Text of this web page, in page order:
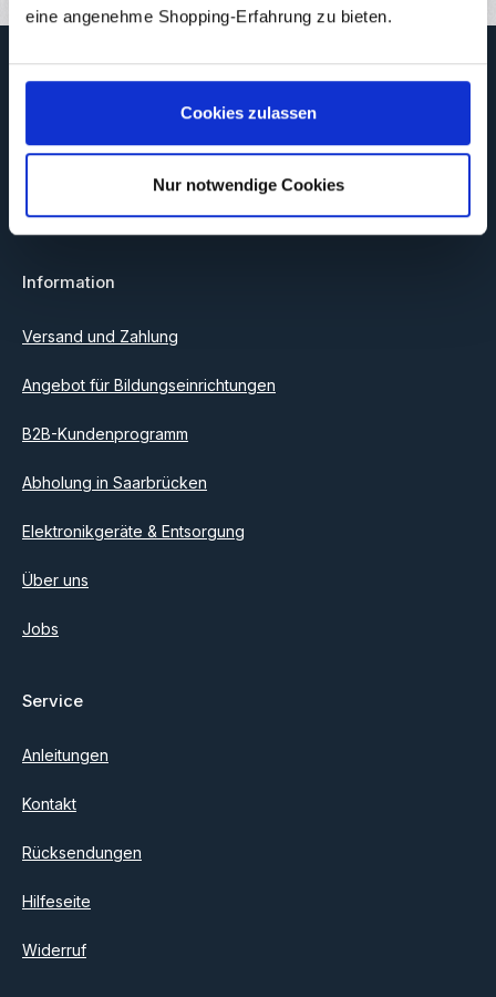
eine angenehme Shopping-Erfahrung zu bieten.
Cookies zulassen
Nur notwendige Cookies
Newsletter, um rechtzeitig über neue Produkte und Angebote
informiert zu werden.
Ich habe dieDatenschutzbestimmungen
einverstanden.
Information
Versand und Zahlung
Angebot für Bildungseinrichtungen
B2B-Kundenprogramm
Abholung in Saarbrücken
Elektronikgeräte & Entsorgung
Über uns
Jobs
Service
Anleitungen
Kontakt
Rücksendungen
Hilfeseite
Widerruf